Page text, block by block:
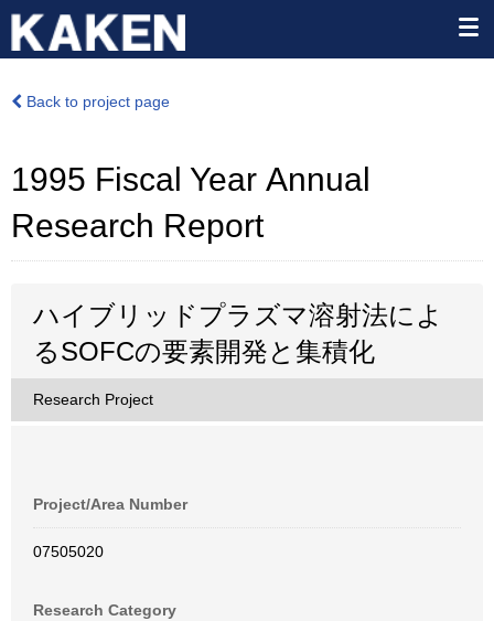
Back to project page
1995 Fiscal Year Annual
Research Report
ハイブリッドプラズマ溶射法によ
るSOFCの要素開発と集積化
Research Project
Project/Area Number
07505020
Research Category